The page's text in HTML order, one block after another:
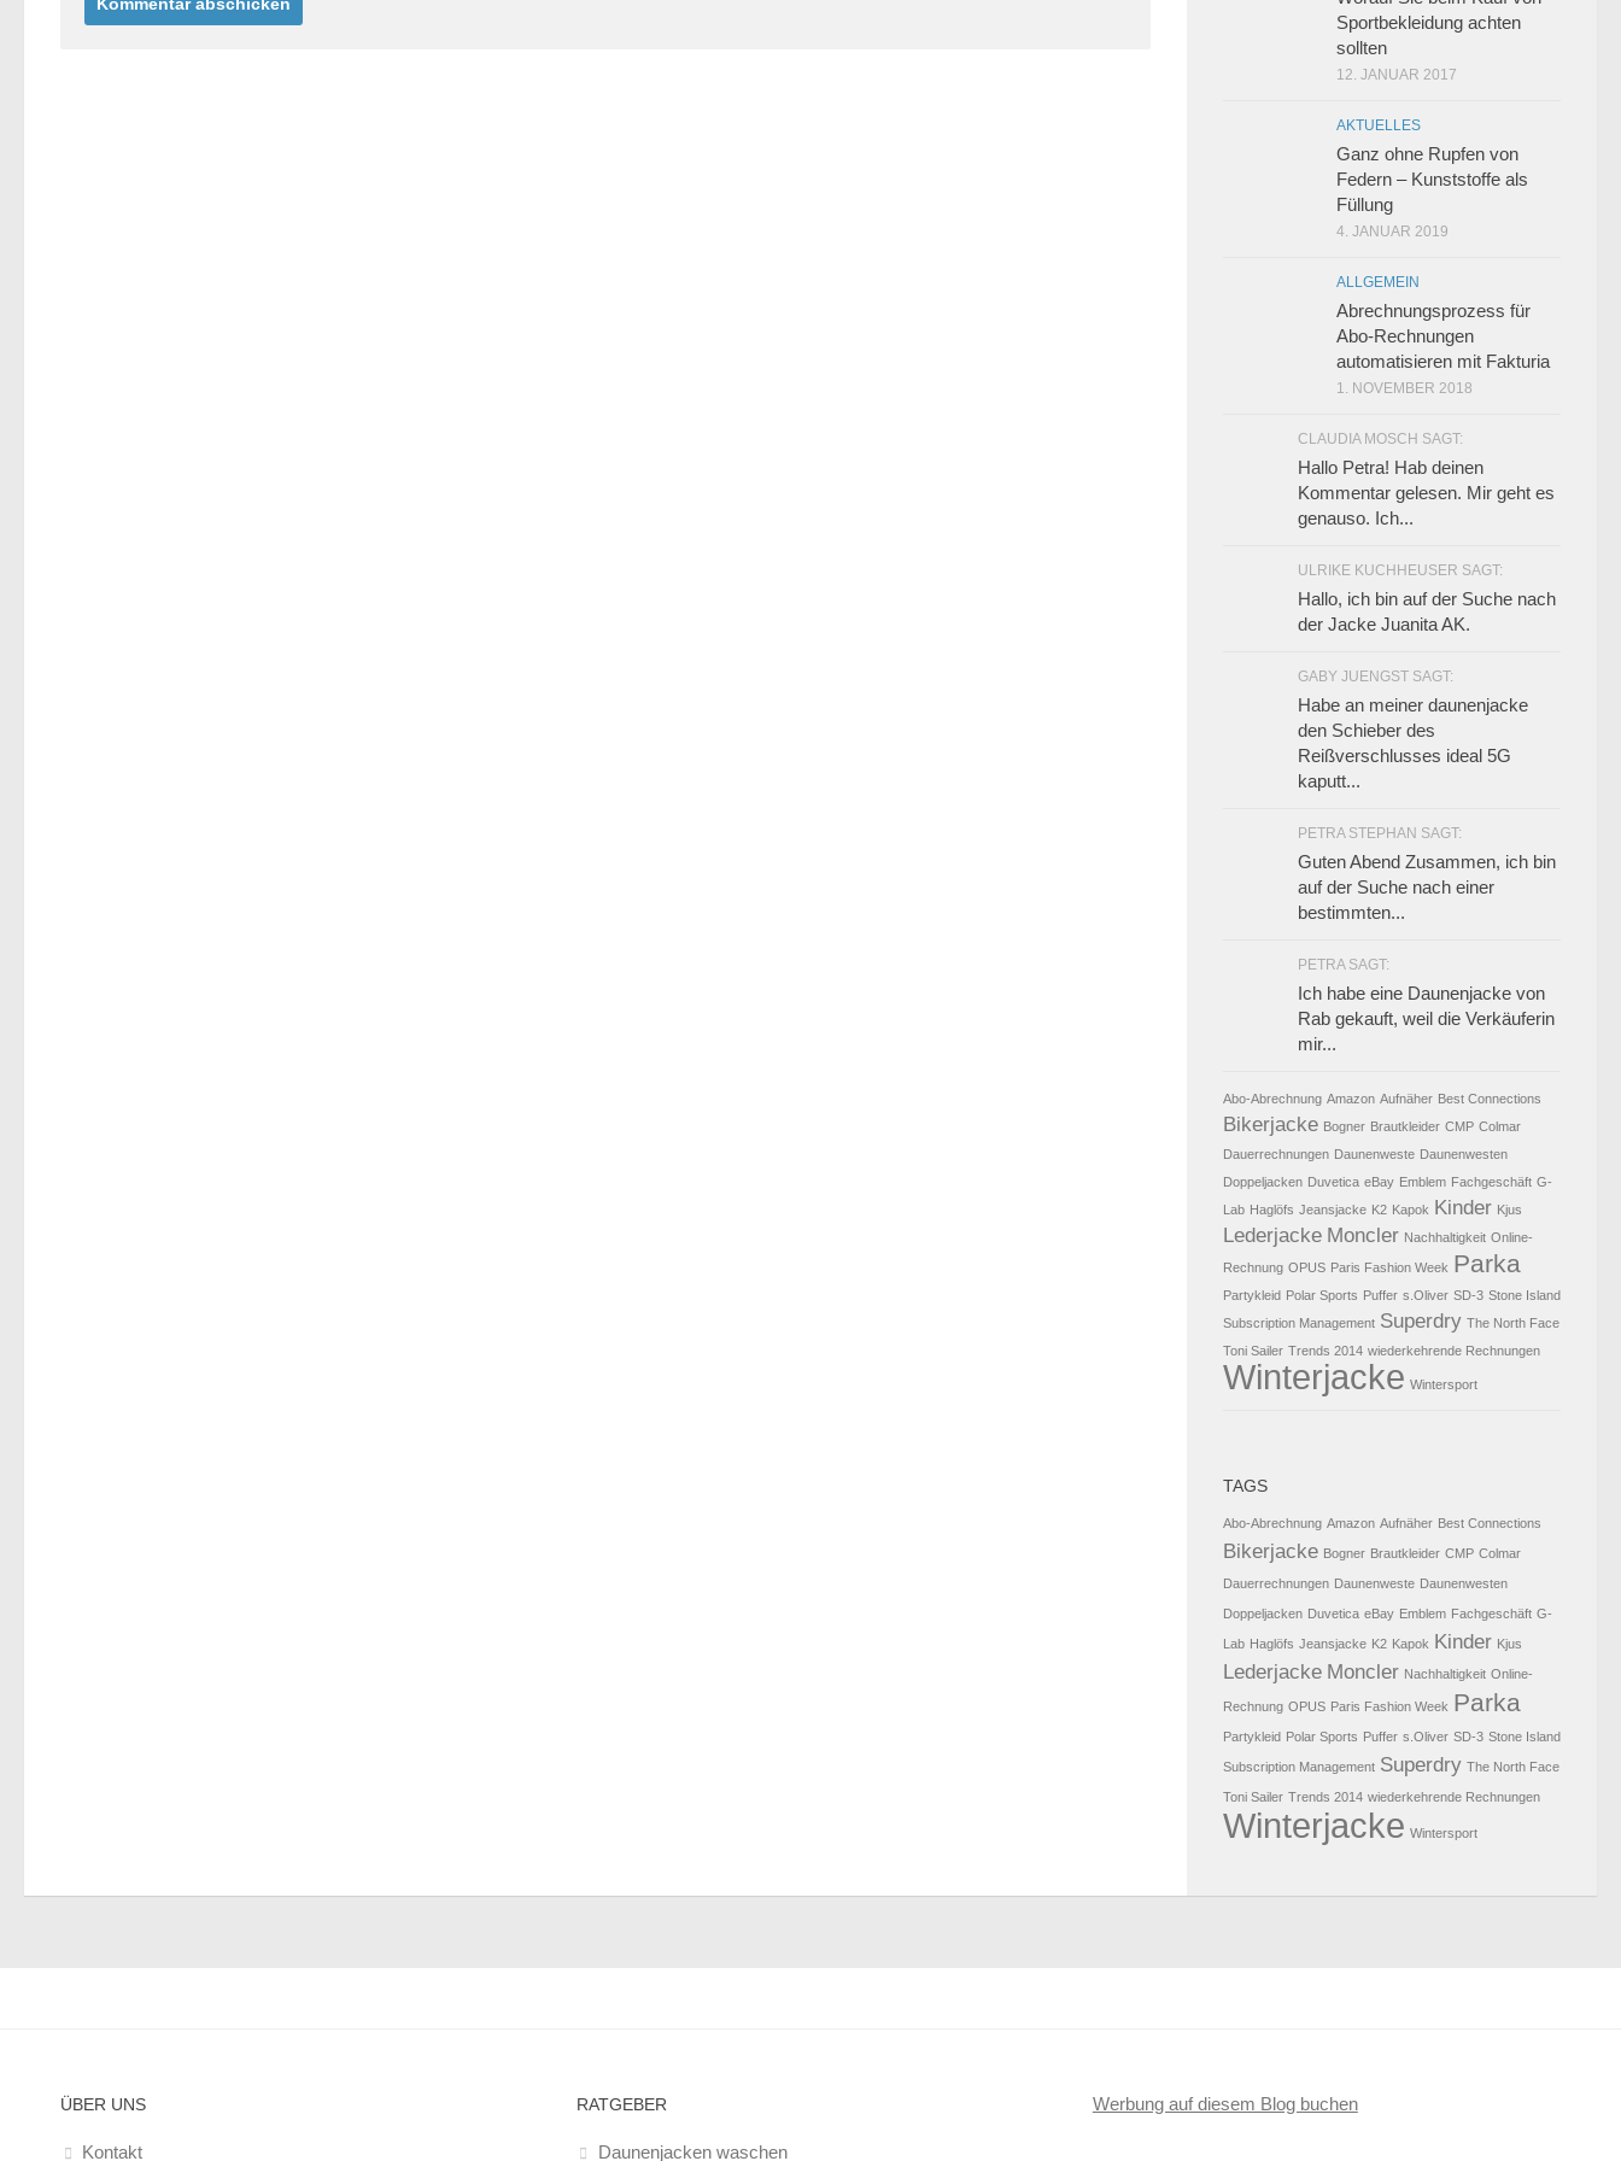
Sportbekleidung achten
sollten
12. JANUAR 2017
AKTUELLES
Ganz ohne Rupfen von
Federn – Kunststoffe als
Füllung
4. JANUAR 2019
ALLGEMEIN
Abrechnungsprozess für
Abo-Rechnungen
automatisieren mit Fakturia
1. NOVEMBER 2018
CLAUDIA MOSCH SAGT:
Hallo Petra! Hab deinen
Kommentar gelesen. Mir geht es
genauso. Ich...
ULRIKE KUCHHEUSER SAGT:
Hallo, ich bin auf der Suche nach
der Jacke Juanita AK.
GABY JUENGST SAGT:
Habe an meiner daunenjacke
den Schieber des
Reißverschlusses ideal 5G
kaputt...
PETRA STEPHAN SAGT:
Guten Abend Zusammen, ich bin
auf der Suche nach einer
bestimmten...
PETRA SAGT:
Ich habe eine Daunenjacke von
Rab gekauft, weil die Verkäuferin
mir...
Abo-Abrechnung Amazon Aufnäher Best Connections
Bikerjacke Bogner Brautkleider CMP Colmar
Dauerrechnungen Daunenweste Daunenwesten
Doppeljacken Duvetica eBay Emblem Fachgeschäft G-
Lab Haglöfs Jeansjacke K2 Kapok Kinder Kjus
Lederjacke Moncler Nachhaltigkeit Online-
Rechnung OPUS Paris Fashion Week Parka
Partykleid Polar Sports Puffer s.Oliver SD-3 Stone Island
Subscription Management Superdry The North Face
Toni Sailer Trends 2014 wiederkehrende Rechnungen
Winterjacke Wintersport
TAGS
Abo-Abrechnung Amazon Aufnäher Best Connections
Bikerjacke Bogner Brautkleider CMP Colmar
Dauerrechnungen Daunenweste Daunenwesten
Doppeljacken Duvetica eBay Emblem Fachgeschäft G-
Lab Haglöfs Jeansjacke K2 Kapok Kinder Kjus
Lederjacke Moncler Nachhaltigkeit Online-
Rechnung OPUS Paris Fashion Week Parka
Partykleid Polar Sports Puffer s.Oliver SD-3 Stone Island
Subscription Management Superdry The North Face
Toni Sailer Trends 2014 wiederkehrende Rechnungen
Winterjacke Wintersport
ÜBER UNS
Kontakt
RATGEBER
Daunenjacken waschen
Werbung auf diesem Blog buchen